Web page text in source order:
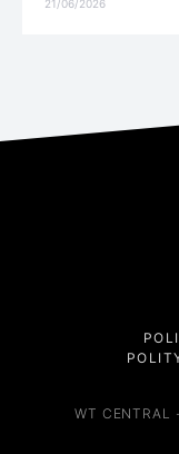
21/06/2026
WT CENTRAL